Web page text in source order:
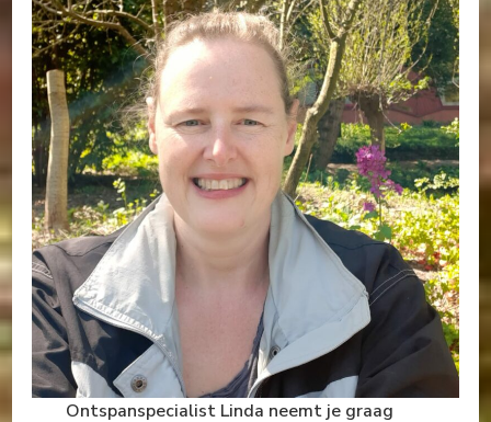
Ontspanspecialist Linda neemt je graag